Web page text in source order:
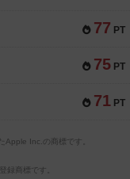
77 PT
75 PT
71 PT
Apple Inc.の商標です。
録商標です。